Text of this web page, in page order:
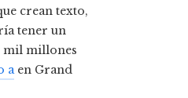
crean texto,
tener un
mil millones
aen Grand